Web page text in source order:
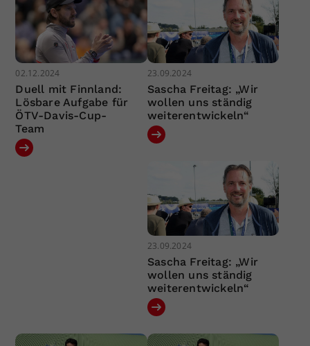
02.12.2024
Duell mit Finnland:
Lösbare Aufgabe für
ÖTV-Davis-Cup-
Team
23.09.2024
Sascha Freitag: „Wir
wollen uns ständig
weiterentwickeln“
23.09.2024
Sascha Freitag: „Wir
wollen uns ständig
weiterentwickeln“